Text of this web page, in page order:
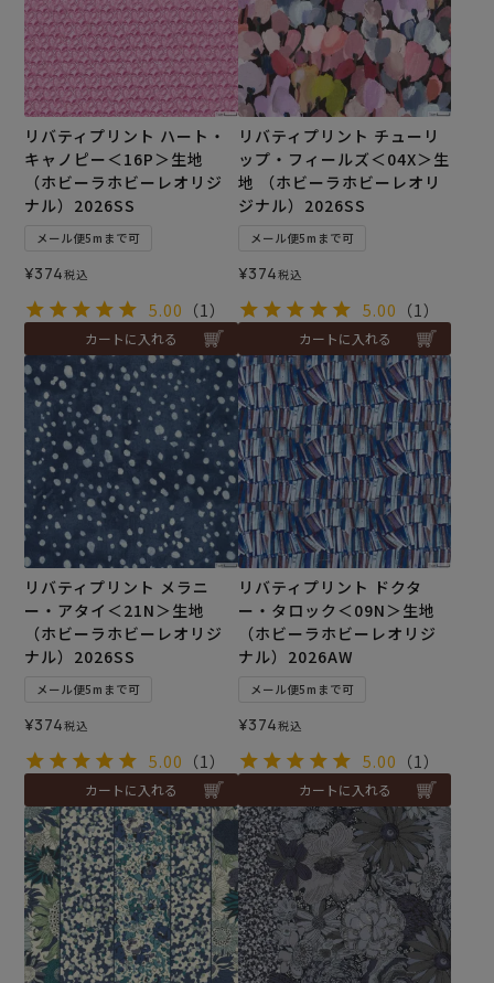
リバティプリント ハート・
キャノピー＜16P＞生地
（ホビーラホビーレオリジ
ナル）2026SS
メール便5mまで可
¥374税込
5.00 （1）
カートに入れる
リバティプリント チューリ
ップ・フィールズ＜04X＞生
地 （ホビーラホビーレオリ
ジナル）2026SS
メール便5mまで可
¥374税込
5.00 （1）
カートに入れる
リバティプリント メラニ
ー・アタイ＜21N＞生地
（ホビーラホビーレオリジ
ナル）2026SS
メール便5mまで可
¥374税込
5.00 （1）
カートに入れる
リバティプリント ドクタ
ー・タロック＜09N＞生地
（ホビーラホビーレオリジ
ナル）2026AW
メール便5mまで可
¥374税込
5.00 （1）
カートに入れる